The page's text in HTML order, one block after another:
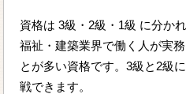
資格は 3級・2級・1級 に分か
福祉・建築業界で働く人が実
とが多い資格です。3級と2級
戦できます。